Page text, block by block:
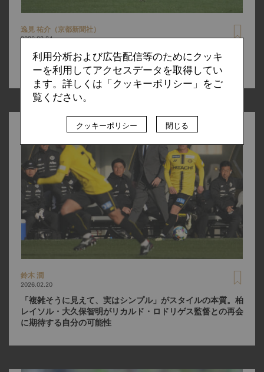
逸見 祐介（京都新聞社）
2026.02.24
「現状維持は堕落」を胸に恩師と目指すJ1の頂。京都サン
ガF.C.・齊藤未月が語る曺貴裁監督の信念と本質
鈴木 潤
2026.02.20
「複雑そうに見えて、実はシンプル」がスタイルの本質。柏
レイソル・大久保智明がリカルド・ロドリゲス監督との再会
に期待する自分の可能性
利用分析および広告配信等のためにクッキ
ーを利用してアクセスデータを取得してい
ます。詳しくは「クッキーポリシー」をご
覧ください。
クッキーポリシー 閉じる